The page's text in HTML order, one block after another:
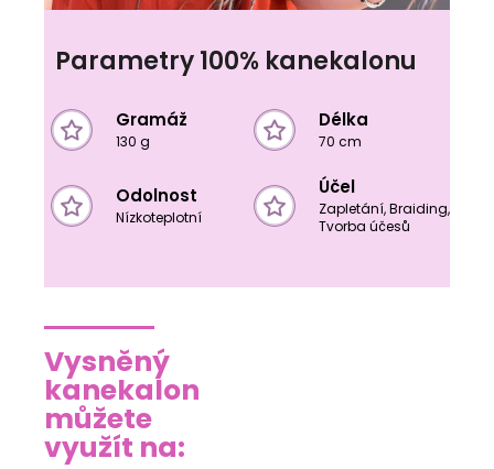
Parametry 100% kanekalonu
Gramáž
130 g
Délka
70 cm
Odolnost
Nízkoteplotní
Účel
Zapletání, Braiding,
Tvorba účesů
Vysněný
kanekalon
můžete
využít na: